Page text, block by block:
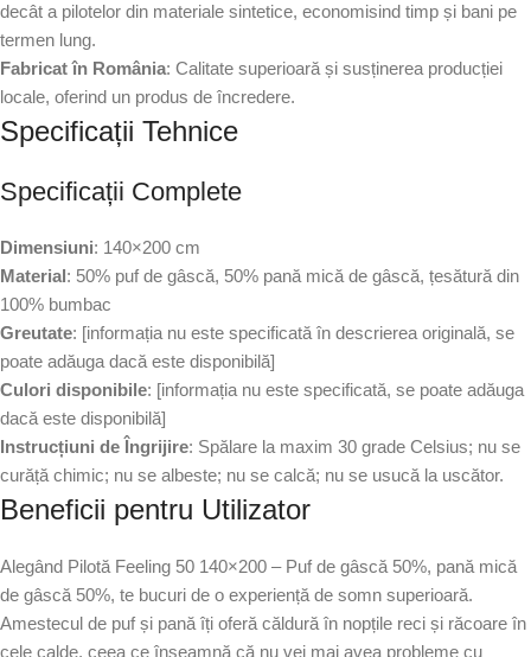
decât a pilotelor din materiale sintetice, economisind timp și bani pe
termen lung.
Fabricat în România: Calitate superioară și susținerea producției
locale, oferind un produs de încredere.
Specificații Tehnice
Specificații Complete
Dimensiuni: 140×200 cm
Material: 50% puf de gâscă, 50% pană mică de gâscă, țesătură din
100% bumbac
Greutate: [informația nu este specificată în descrierea originală, se
poate adăuga dacă este disponibilă]
Culori disponibile: [informația nu este specificată, se poate adăuga
dacă este disponibilă]
Instrucțiuni de Îngrijire: Spălare la maxim 30 grade Celsius; nu se
curăță chimic; nu se albeste; nu se calcă; nu se usucă la uscător.
Beneficii pentru Utilizator
Alegând Pilotă Feeling 50 140×200 – Puf de gâscă 50%, pană mică
de gâscă 50%, te bucuri de o experiență de somn superioară.
Amestecul de puf și pană îți oferă căldură în nopțile reci și răcoare în
cele calde, ceea ce înseamnă că nu vei mai avea probleme cu